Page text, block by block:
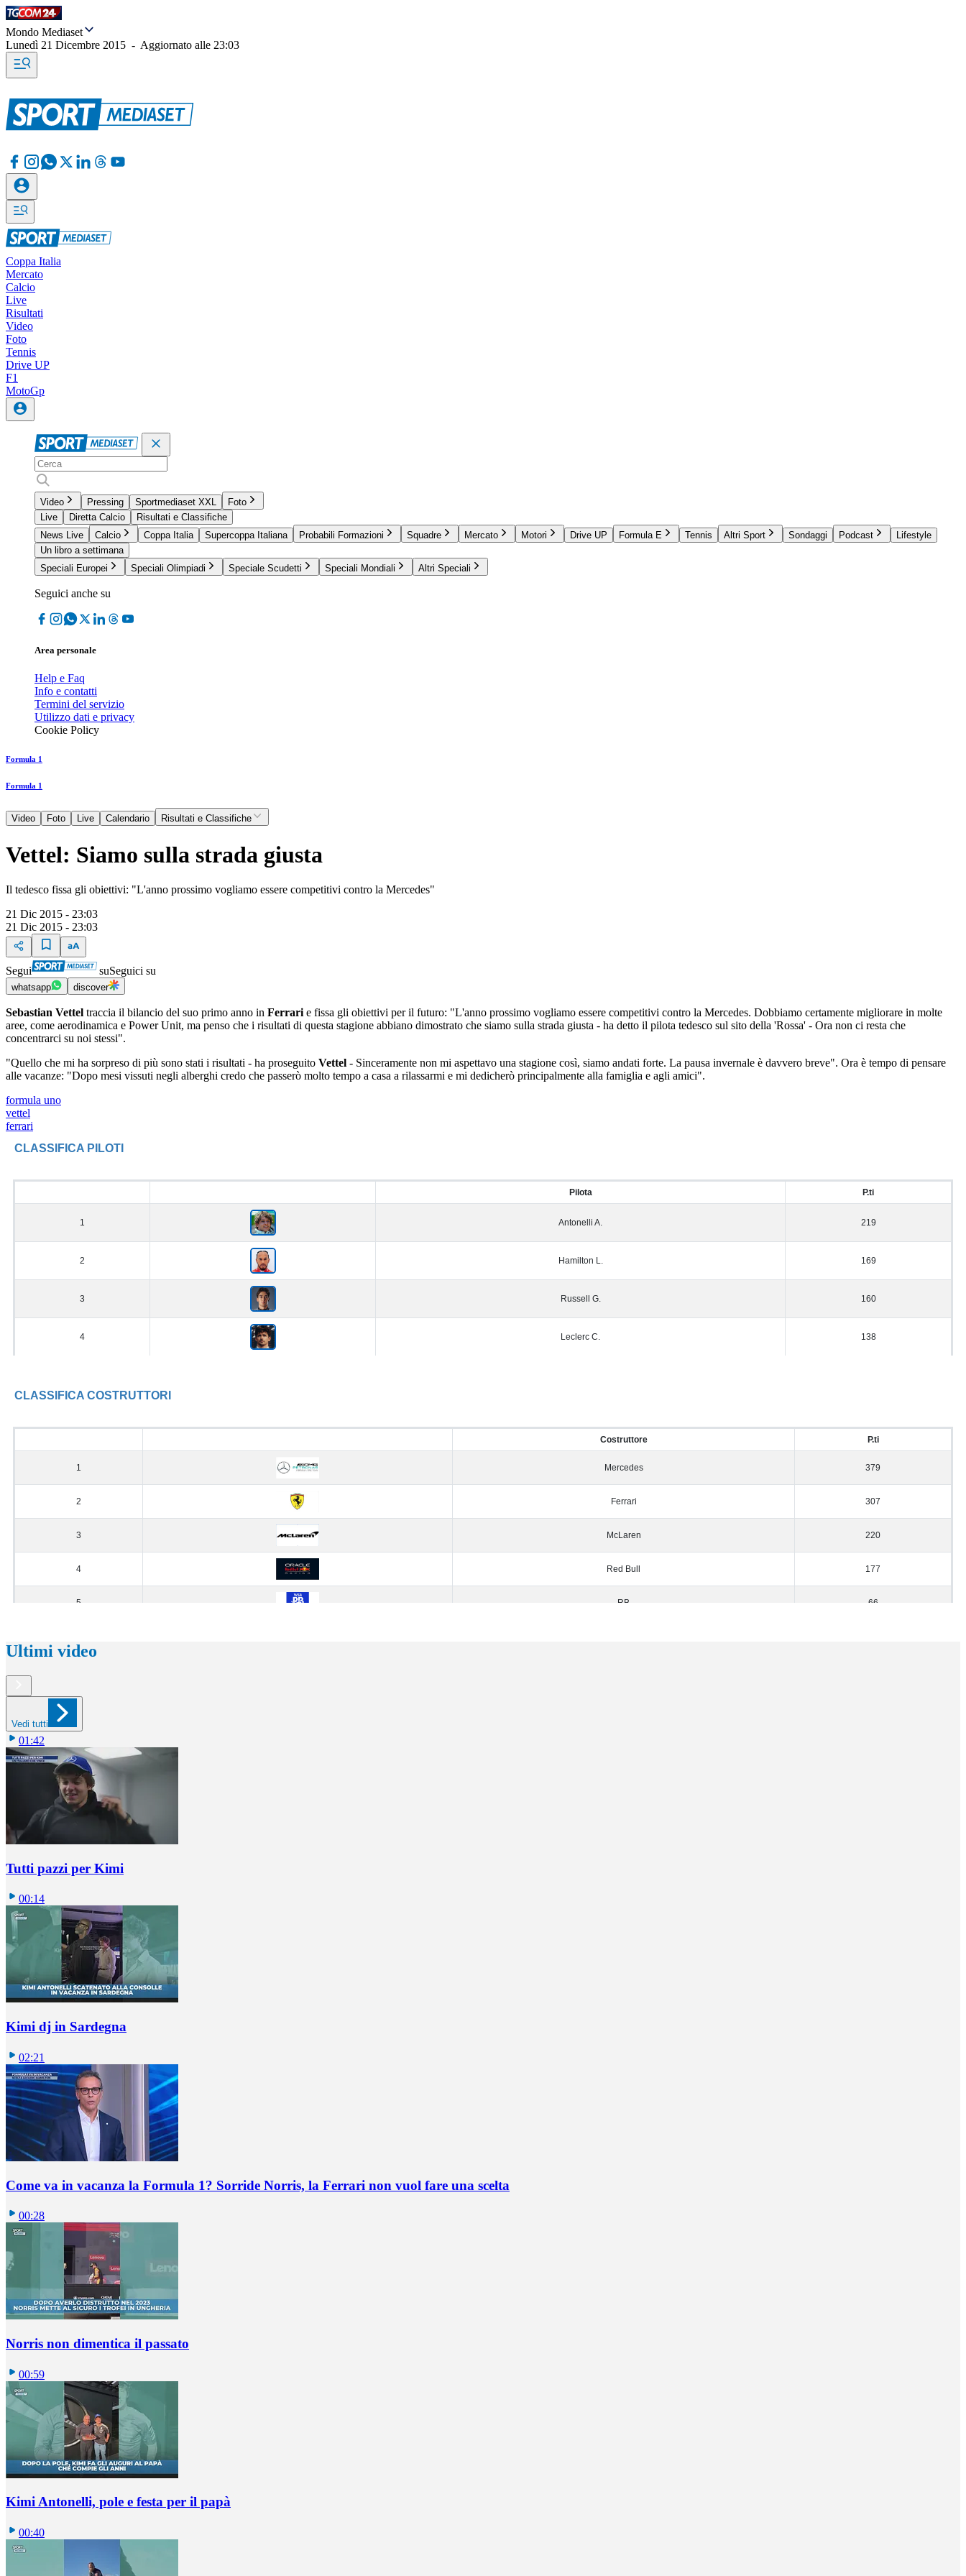
Mondo Mediaset
Lunedì 21 Dicembre 2015 - Aggiornato alle 23:03
Coppa Italia
Mercato
Calcio
Live
Risultati
Video
Foto
Tennis
Drive UP
F1
MotoGp
Video Pressing Sportmediaset XXL
Foto
Live
Diretta Calcio
Risultati e Classifiche
News Live
Calcio Coppa Italia Supercoppa Italiana Probabili Formazioni Squadre Mercato Motori Drive UP Formula E Tennis Altri Sport Sondaggi Podcast
Lifestyle
Un libro a settimana
Speciali Europei
Speciali Olimpiadi Speciale Scudetti Speciali Mondiali Altri Speciali
Seguici anche su
Area personale
Help e Faq
Info e contatti
Termini del servizio
Utilizzo dati e privacy
Cookie Policy
Formula 1
Formula 1
Video Foto Live Calendario Risultati e Classifiche
Vettel: Siamo sulla strada giusta
Il tedesco fissa gli obiettivi: "L'anno prossimo vogliamo essere competitivi contro la Mercedes"
21 Dic 2015 - 23:03
21 Dic 2015 - 23:03
Segui suSeguici su
whatsapp discover
Sebastian Vettel traccia il bilancio del suo primo anno in Ferrari e fissa gli obiettivi per il futuro: "L'anno prossimo vogliamo essere competitivi contro la Mercedes. Dobbiamo certamente migliorare in molte
aree, come aerodinamica e Power Unit, ma penso che i risultati di questa stagione abbiano dimostrato che siamo sulla strada giusta - ha detto il pilota tedesco sul sito della 'Rossa' - Ora non ci resta che
concentrarci su noi stessi".
"Quello che mi ha sorpreso di più sono stati i risultati - ha proseguito Vettel - Sinceramente non mi aspettavo una stagione così, siamo andati forte. La pausa invernale è davvero breve". Ora è tempo di pensare
alle vacanze: "Dopo mesi vissuti negli alberghi credo che passerò molto tempo a casa a rilassarmi e mi dedicherò principalmente alla famiglia e agli amici".
formula uno
vettel
ferrari
Ultimi video
Vedi tutti
01:42
Tutti pazzi per Kimi
00:14
Kimi dj in Sardegna
02:21
Come va in vacanza la Formula 1? Sorride Norris, la Ferrari non vuol fare una scelta
00:28
Norris non dimentica il passato
00:59
Kimi Antonelli, pole e festa per il papà
00:40